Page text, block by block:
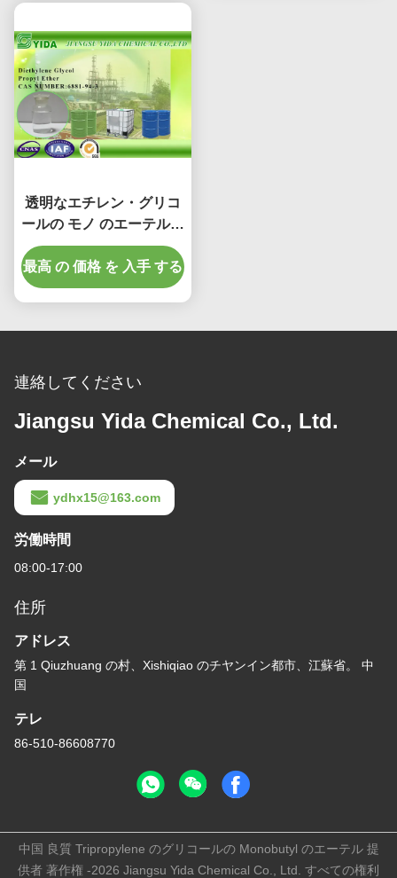
透明なエチレン・グリコ
ールの モノ のエーテルの
分子方式 C7H16O3
最高 の 価格 を 入手 する
連絡してください
Jiangsu Yida Chemical Co., Ltd.
メール
ydhx15@163.com
労働時間
08:00-17:00
住所
アドレス
第 1 Qiuzhuang の村、Xishiqiao のチヤンイン都市、江蘇省。 中
国
テレ
86-510-86608770
中国 良質 Tripropylene のグリコールの Monobutyl のエーテル 提
供者 著作権 -2026 Jiangsu Yida Chemical Co., Ltd. すべての権利